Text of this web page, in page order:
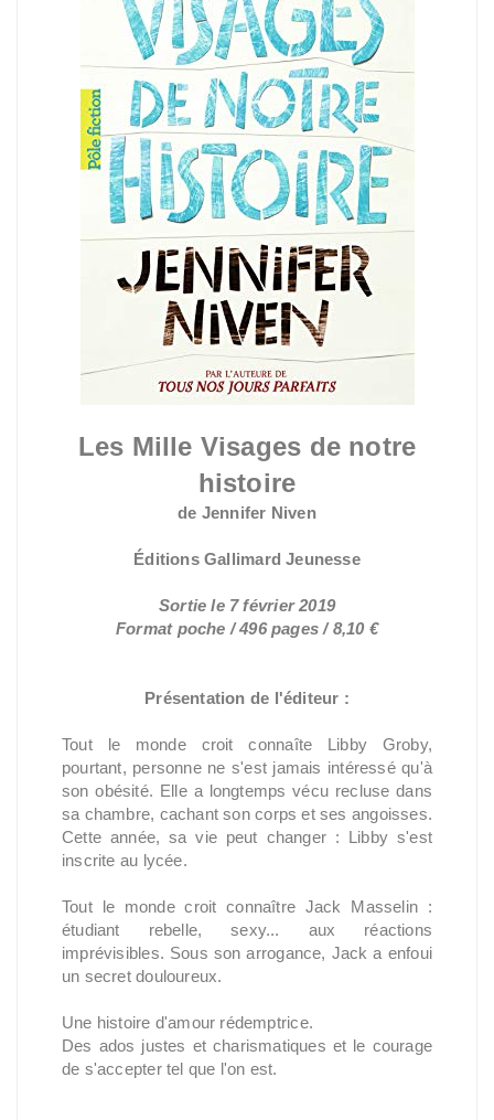
Les Mille Visages de notre
histoire
de Jennifer Niven
Éditions Gallimard Jeunesse
Sortie le 7 février 2019
Format poche / 496 pages / 8,10 €
Présentation de l'éditeur :
Tout le monde croit connaîte Libby Groby,
pourtant, personne ne s'est jamais intéressé qu'à
son obésité. Elle a longtemps vécu recluse dans
sa chambre, cachant son corps et ses angoisses.
Cette année, sa vie peut changer : Libby s'est
inscrite au lycée.
Tout le monde croit connaître Jack Masselin :
étudiant rebelle, sexy... aux réactions
imprévisibles. Sous son arrogance, Jack a enfoui
un secret douloureux.
Une histoire d'amour rédemptrice.
Des ados justes et charismatiques et le courage
de s'accepter tel que l'on est.